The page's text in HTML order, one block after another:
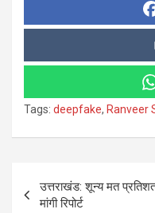
Tags: deepfake, Ranveer
navigation
उत्तराखंड: शून्य मत
मांगी रिपोर्ट